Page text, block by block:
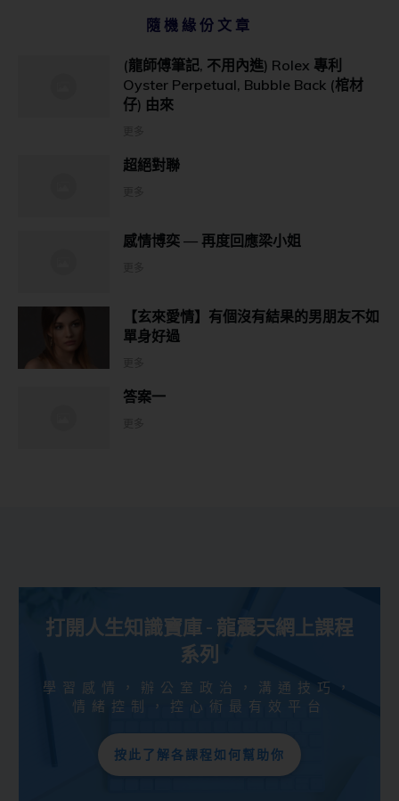
隨機緣份文章
(龍師傅筆記, 不用內進) Rolex 專利
Oyster Perpetual, Bubble Back (棺材
仔) 由來
超絕對聯
感情博奕 — 再度回應梁小姐
【玄來愛情】有個沒有結果的男朋友不如
單身好過
答案一
打開人生知識寶庫 - 龍震天網上課程
系列
學習感情，辦公室政治，溝通技巧，
情緒控制，控心術最有效平台
按此了解各課程如何幫助你